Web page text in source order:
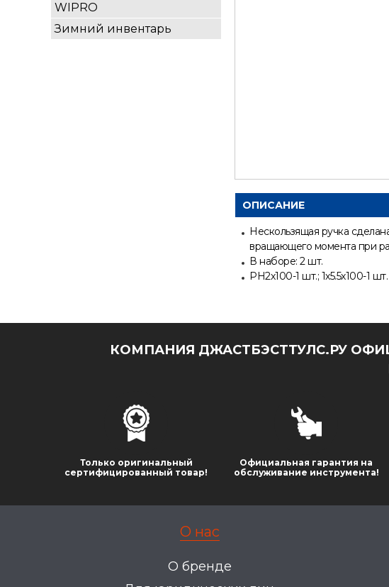
WIPRO
Зимний инвентарь
ОПИСАНИЕ
Нескользящая ручка
вращающего момента при
В наборе: 2 шт.
PH2х100-1 шт.; 1х5.5х100-1 шт.
КОМПАНИЯ ДЖАСТБЭСТТУЛС.РУ
Только оригинальный
сертифицированный товар!
Официальная гарантия на
обслуживание инструмента!
О нас
О бренде